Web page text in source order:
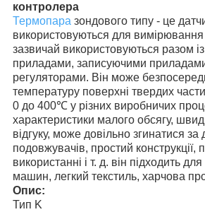
контролера
Термопара зондового типу - це
використовуються для вимірювання
зазвичай використовуються разом
приладами, записуючими
регуляторами. Він може
температуру поверхні твердих
0 до 400℃ у різних виробничих
характеристики малого обсягу,
відгуку, може довільно згинатися
подовжувачів, простий конструкції,
використанні і т. д. він підходить
машин, легкий текстиль, харчова
Опис:
Тип K